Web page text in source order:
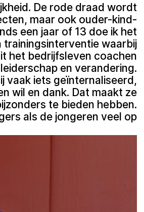
De rode draad wordt
maar ook ouder-kind-
een jaar of 13 doe ik het
waarbij
het bedrijfsleven coachen
en verandering.
vaak iets geïnternaliseerd,
wil en dank. Dat maakt ze
te bieden hebben.
als de jongeren veel op.